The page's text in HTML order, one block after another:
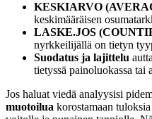
KESKIARVO
keskimääräisen
LASKE.JOS
nyrkkeilijällä on tietyn
Suodatus ja lajittelu
tietyssä painoluokassa tai
Jos haluat viedä analyysisi
muotoilua korostamaan